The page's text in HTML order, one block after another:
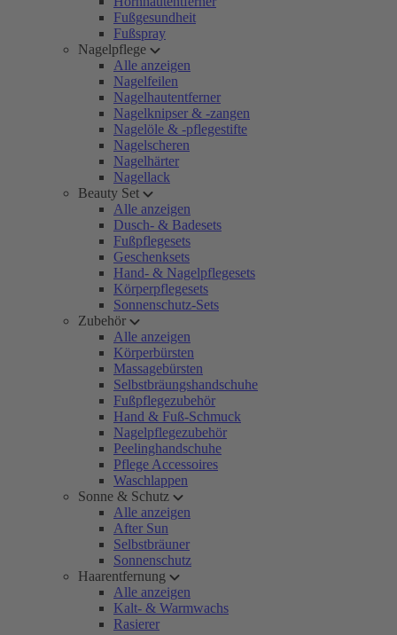
Fußgesundheit
Fußspray
Nagelpflege
Alle anzeigen
Nagelfeilen
Nagelhautentferner
Nagelknipser & -zangen
Nagelöle & -pflegestifte
Nagelscheren
Nagelhärter
Nagellack
Beauty Set
Alle anzeigen
Dusch- & Badesets
Fußpflegesets
Geschenksets
Hand- & Nagelpflegesets
Körperpflegesets
Sonnenschutz-Sets
Zubehör
Alle anzeigen
Körperbürsten
Massagebürsten
Selbstbräungshandschuhe
Fußpflegezubehör
Hand & Fuß-Schmuck
Nagelpflegezubehör
Peelinghandschuhe
Pflege Accessoires
Waschlappen
Sonne & Schutz
Alle anzeigen
After Sun
Selbstbräuner
Sonnenschutz
Haarentfernung
Alle anzeigen
Kalt- & Warmwachs
Rasierer